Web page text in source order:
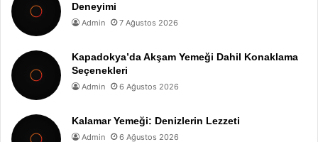
Deneyimi
Admin 7 Ağustos 2026
Kapadokya’da Akşam Yemeği Dahil Konaklama
Seçenekleri
Admin 6 Ağustos 2026
Kalamar Yemeği: Denizlerin Lezzeti
Admin 6 Ağustos 2026